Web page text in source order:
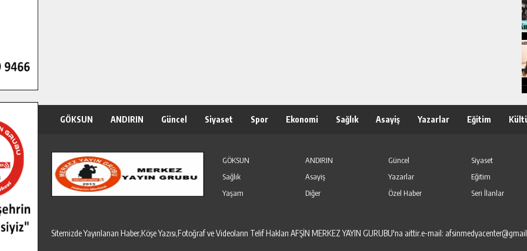
GÖKSUN ANDIRIN Güncel Siyaset Spor Ekonomi Sağlık Asayiş Yazarlar Eğitim
GÖKSUN ANDIRIN Güncel Siyaset
Sağlık
Asayiş Yazarlar Eğitim
Yaşam
Diğer Özel Haber Seri İlanlar
Sitemizde Yayınlanan Haber,Köşe Yazısı,Fotoğraf ve Videoların Telif Hakları AFŞİN MERKEZ YAYIN GURUBU'na aittir.e-mail: